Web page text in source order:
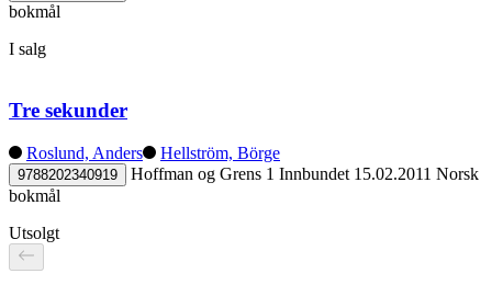
bokmål
I salg
Tre sekunder
Roslund, Anders Hellström, Börge
9788202340919 Hoffman og Grens 1 Innbundet 15.02.2011 Norsk
bokmål
Utsolgt